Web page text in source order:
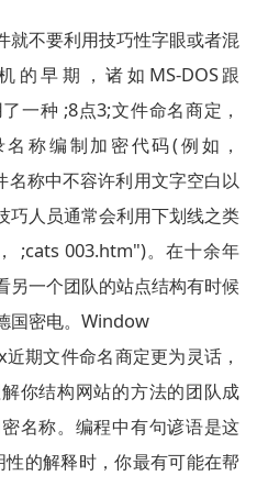
就不要利用技巧性字眼或者混
的早期，诸如MS-DOS跟
一种 ;8点3;文件命名商定，
称编制加密代码(例如，
称中不容许利用文字空白以
巧人员通常会利用下划线之类
;cats 003.htm")。在十余年
另一个团队的站点结构有时候
国密电。Window
文件命名商定更为灵话，
你结构网站的方法的团队成
名称。编程中有句谚语是这
的解释时，你最有可能在帮